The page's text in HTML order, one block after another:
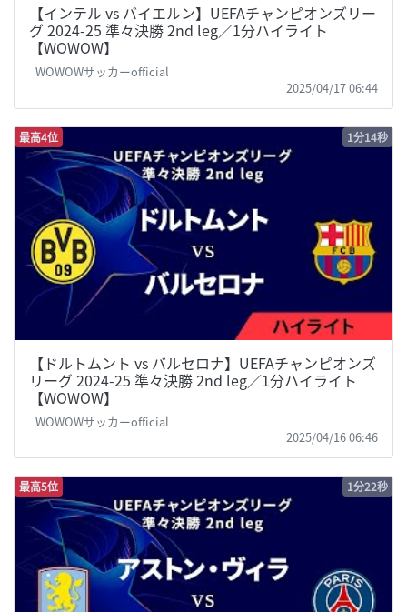
【インテル vs バイエルン】UEFAチャンピオンズリー
グ 2024-25 準々決勝 2nd leg／1分ハイライト
【WOWOW】
WOWOWサッカーofficial
2025/04/17 06:44
最高4位 1分14秒
【ドルトムント vs バルセロナ】UEFAチャンピオンズ
リーグ 2024-25 準々決勝 2nd leg／1分ハイライト
【WOWOW】
WOWOWサッカーofficial
2025/04/16 06:46
最高5位 1分22秒